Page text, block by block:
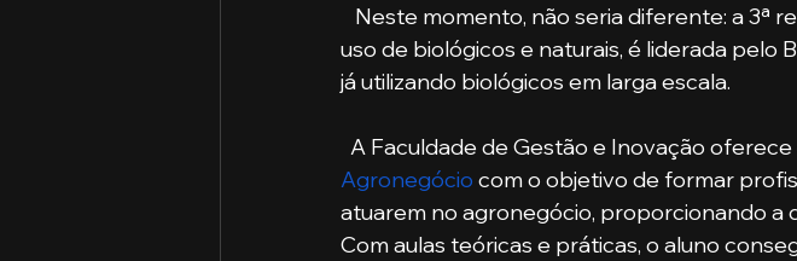
Neste momento, não seria diferente: a 3ª
uso de biológicos e naturais, é liderada pelo
já utilizando biológicos em larga escala.
A Faculdade de Gestão e Inovação oferece
Agronegócio com o objetivo de formar
atuarem no agronegócio, proporcionando
Com aulas teóricas e práticas, o aluno